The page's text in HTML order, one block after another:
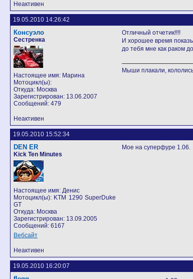
Неактивен
19.05.2010 14:26:42
Консуэло
Сестренка
Настоящее имя: Марина
Мотоцикл(ы):
Откуда: Москва
Зарегистрирован: 13.06.2007
Сообщений: 479
Отличный отчетик!!!!
И хорошее время
до тебя мне как раком
Мыши плакали,
Неактивен
19.05.2010 15:52:34
DEN ER
Kick Ten Minutes
Настоящее имя: Денис
Мотоцикл(ы): KTM 1290 SuperDuke
GT
Откуда: Москва
Зарегистрирован: 13.09.2005
Сообщений: 6167
Вебсайт
Мое на суперфуре 1.06.
Неактивен
19.05.2010 16:20:07